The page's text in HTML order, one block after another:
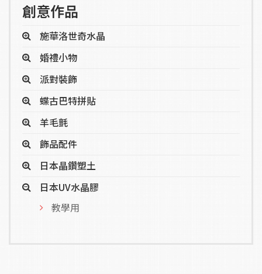
創意作品
施華洛世奇水晶
婚禮小物
派對裝飾
蝶古巴特拼貼
羊毛氈
飾品配件
日本晶鑽塑土
日本UV水晶膠
教學用